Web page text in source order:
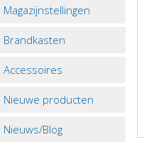
Magazijnstellingen
Brandkasten
Accessoires
Nieuwe producten
Nieuws/Blog